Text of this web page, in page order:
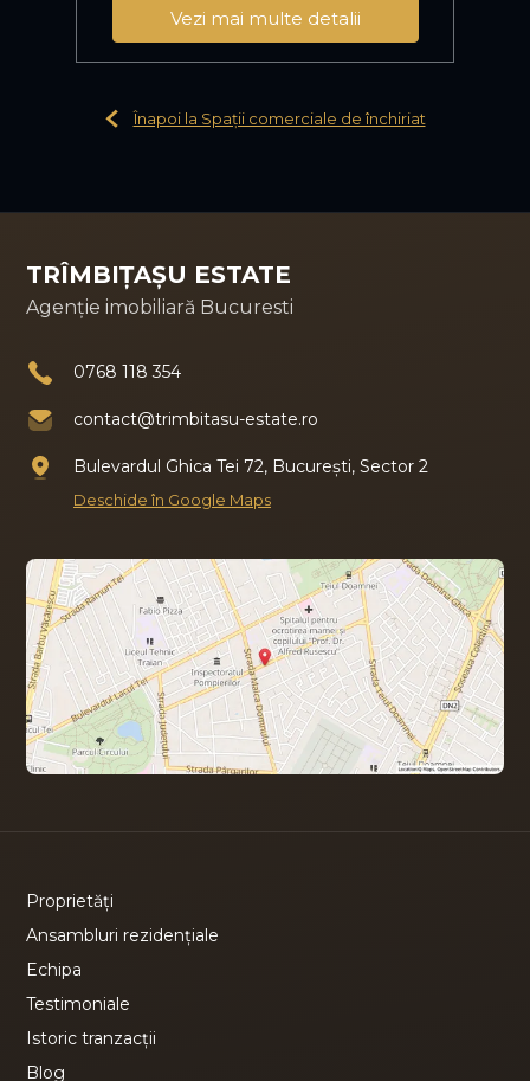
Vezi mai multe detalii
Înapoi la Spații comerciale de închiriat
TRÎMBIȚAȘU ESTATE
Agenție imobiliară Bucuresti
0768 118 354
contact@trimbitasu-estate.ro
Bulevardul Ghica Tei 72, București, Sector 2
Deschide în Google Maps
Proprietăți
Ansambluri rezidențiale
Echipa
Testimoniale
Istoric tranzacții
Blog